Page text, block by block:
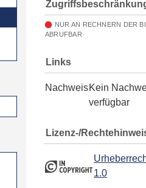
NUR AN RECHNERN DER
ABRUFBAR
Links
NachweisKein
verfügbar
Lizenz-/
1.0